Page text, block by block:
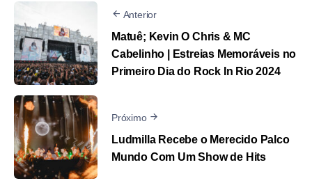
Anterior
Matuê; Kevin O Chris & MC
Cabelinho | Estreias Memoráveis no
Primeiro Dia do Rock In Rio 2024
Próximo
Ludmilla Recebe o Merecido Palco
Mundo Com Um Show de Hits